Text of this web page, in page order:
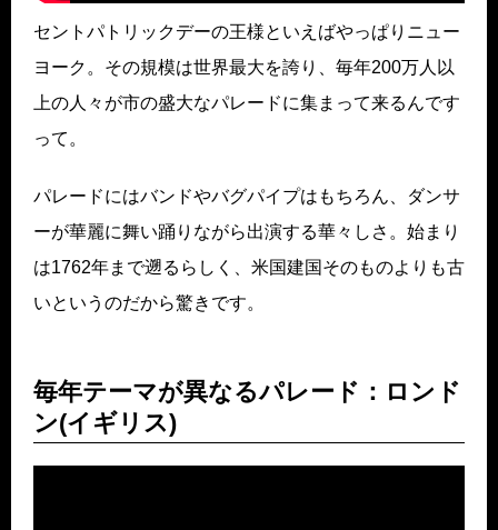
セントパトリックデーの王様といえばやっぱりニュー
ヨーク。その規模は世界最大を誇り、毎年200万人以
上の人々が市の盛大なパレードに集まって来るんです
って。
パレードにはバンドやバグパイプはもちろん、ダンサ
ーが華麗に舞い踊りながら出演する華々しさ。始まり
は1762年まで遡るらしく、米国建国そのものよりも古
いというのだから驚きです。
毎年テーマが異なるパレード：ロンド
ン(イギリス)